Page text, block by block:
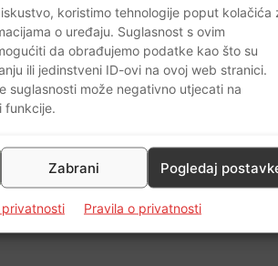
koristimo tehnologije poput kolačića
o uređaju. Suglasnost s ovim
da obrađujemo podatke kao što su
ili jedinstveni ID-ovi na ovoj web stranici.
suglasnosti može negativno utjecati na
funkcije.
Zabrani Pogledaj
privatnosti Pravila o privatnosti